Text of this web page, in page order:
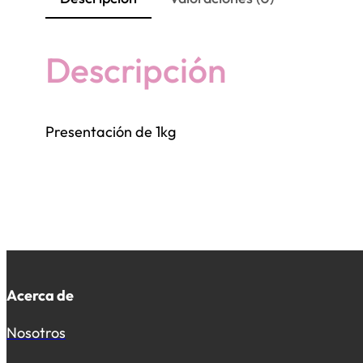
Descripción
Presentación de 1kg
Acerca de
Nosotros